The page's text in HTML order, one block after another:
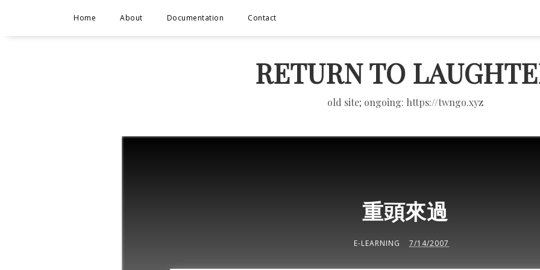
Home About Documentation Contact
RETURN TO
old site; ongoing: https://twngo.xyz
重頭來過
E-LEARNING 7/14/2007